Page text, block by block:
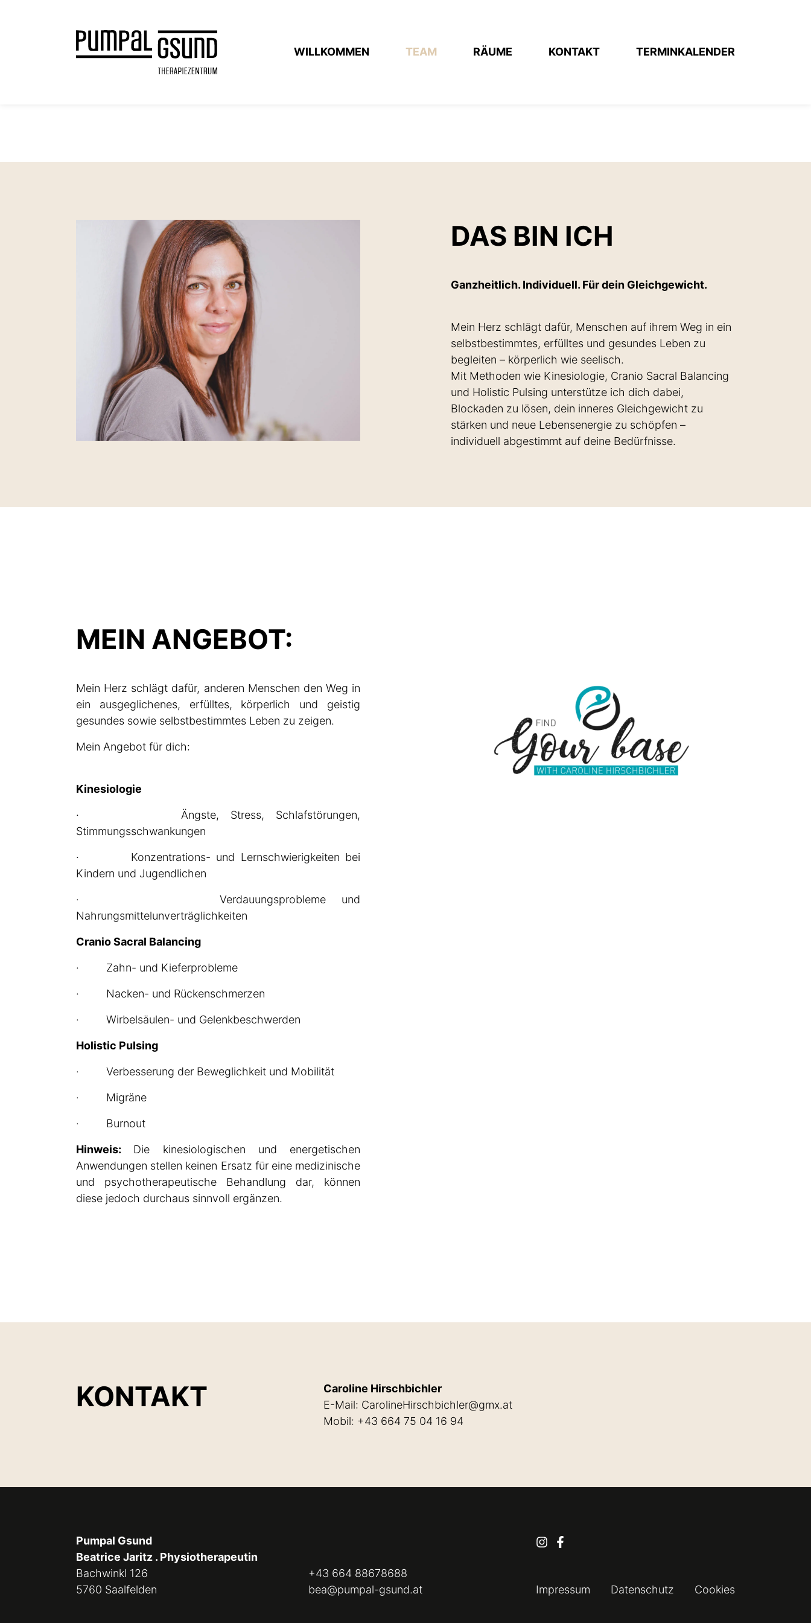
DAS BIN ICH
Ganzheitlich. Individuell. Für dein Gleichgewicht.
Mein Herz schlägt dafür, Menschen auf ihrem Weg in ein
selbstbestimmtes, erfülltes und gesundes Leben zu
begleiten – körperlich wie seelisch.
Mit Methoden wie Kinesiologie, Cranio Sacral Balancing
und Holistic Pulsing unterstütze ich dich dabei,
Blockaden zu lösen, dein inneres Gleichgewicht zu
stärken und neue Lebensenergie zu schöpfen –
individuell abgestimmt auf deine Bedürfnisse.
MEIN ANGEBOT:
Mein Herz schlägt dafür, anderen Menschen den Weg in
ein ausgeglichenes, erfülltes, körperlich und geistig
gesundes sowie selbstbestimmtes Leben zu zeigen.
Mein Angebot für dich:
Kinesiologie
· Ängste, Stress, Schlafstörungen,
Stimmungsschwankungen
· Konzentrations- und Lernschwierigkeiten bei
Kindern und Jugendlichen
· Verdauungsprobleme und
Nahrungsmittelunverträglichkeiten
Cranio Sacral Balancing
· Zahn- und Kieferprobleme
· Nacken- und Rückenschmerzen
· Wirbelsäulen- und Gelenkbeschwerden
Holistic Pulsing
· Verbesserung der Beweglichkeit und Mobilität
· Migräne
· Burnout
Hinweis: Die kinesiologischen und energetischen
Anwendungen stellen keinen Ersatz für eine medizinische
und psychotherapeutische Behandlung dar, können
diese jedoch durchaus sinnvoll ergänzen.
KONTAKT
Caroline Hirschbichler
E-Mail: CarolineHirschbichler@gmx.at
Mobil: +43 664 75 04 16 94
WILLKOMMEN TEAM RÄUME KONTAKT TERMINKALENDER
Pumpal Gsund
Beatrice Jaritz . Physiotherapeutin
Bachwinkl 126
5760 Saalfelden
+43 664 88678688
bea@pumpal-gsund.at
Impressum Datenschutz Cookies